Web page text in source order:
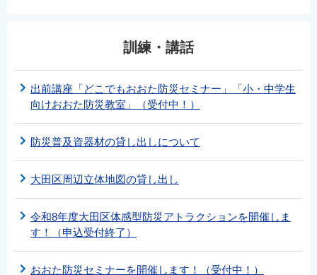
訓練・講話
出前講座「どこでもおおた防災セミナー」「小・中学生
向けおおた防災教室」（受付中！）
防災普及資器材の貸し出しについて
大田区周辺立体地図の貸し出し
令和8年度大田区体感型防災アトラクションを開催しま
す！（申込受付終了）
おおた防災セミナーを開催します！（受付中！）